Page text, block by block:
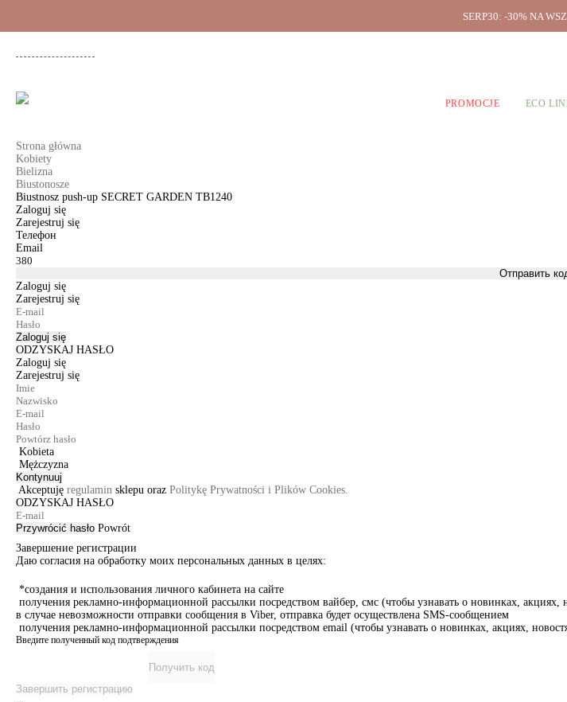
SERP30: -30% NA
PROMOCJE ECO
Strona główna
Kobiety
Bielizna
Biustonosze
Biustnosz push-up SECRET GARDEN TB1240
Zaloguj się
Zarejestruj się
Телефон
Email
Отправить
Zaloguj się
Zarejestruj się
Zaloguj się
ODZYSKAJ HASŁO
Zaloguj się
Zarejestruj się
Kobieta
Mężczyzna
Kontynuuj
Akceptuję regulamin sklepu oraz Politykę Prywatności i Plików Cookies.
ODZYSKAJ HASŁO
Przywrócić hasło Powrót
Завершение регистрации
Даю согласия на обработку моих персональных данных в целях:
*создания и использования личного кабинета на сайте
получения рекламно-информационной рассылки посредством вайбер, смс (чтобы узнавать о новинках, акциях,
в случае невозможности отправки сообщения в Viber, отправка будет осуществлена SMS-сообщением
получения рекламно-информационной рассылки посредством email (чтобы узнавать о новинках, акциях,
Введите полученный код подтверждения
Получить код
Завершить регистрацию